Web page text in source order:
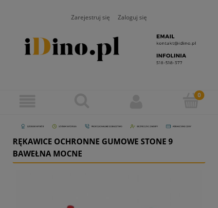
Zarejestruj się Zaloguj się
RĘKAWICE OCHRONNE GUMOWE STONE 9
BAWEŁNA MOCNE